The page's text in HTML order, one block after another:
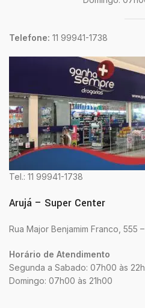
Telefone: 11 99941-1738
Tel.: 11 99941-1738
Arujá – Super Center
Rua Major Benjamim Franco, 555
Horário de Atendimento
Segunda a Sabado: 07h00 às
Domingo: 07h00 às 21h00